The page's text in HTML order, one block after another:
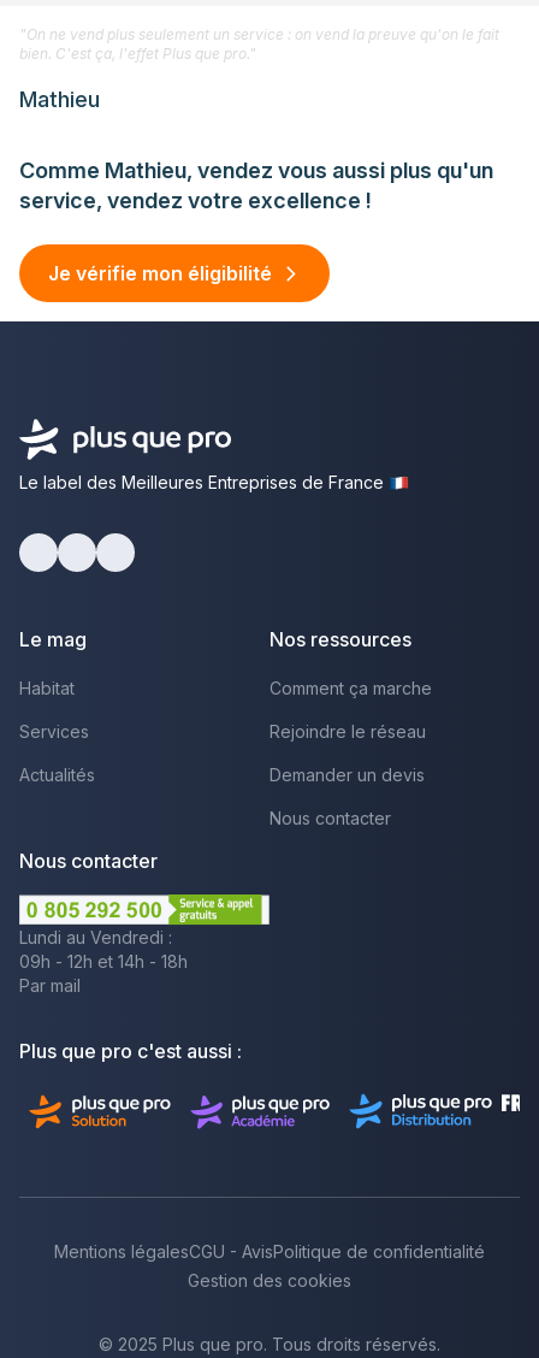
Comme Mathieu, vendez vous aussi plus qu'un
service, vendez votre excellence !
Je vérifie mon éligibilité
"On ne vend plus seulement un service : on vend la preuve qu'on le fait
bien. C'est ça, l'effet Plus que pro."
Mathieu
Le label des Meilleures Entreprises de France
Le mag
Habitat
Services
Actualités
Nos ressources
Comment ça marche
Rejoindre le réseau
Demander un devis
Nous contacter
Nous contacter
Lundi au Vendredi :
09h - 12h et 14h - 18h
Par mail
Plus que pro c'est aussi :
Mentions légalesCGU - AvisPolitique de confidentialité
Gestion des cookies
© 2025 Plus que pro. Tous droits réservés.